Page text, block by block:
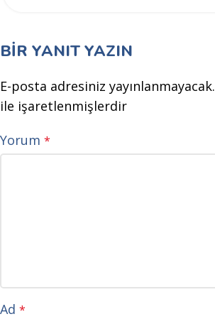
BIR YANIT YAZIN
E-posta adresiniz yayınlanmayacak.
ile işaretlenmişlerdir
Yorum *
Ad *